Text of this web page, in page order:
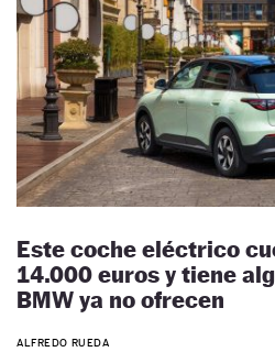
Este coche eléctrico
14.000 euros y tiene
BMW ya no ofrecen
ALFREDO RUEDA